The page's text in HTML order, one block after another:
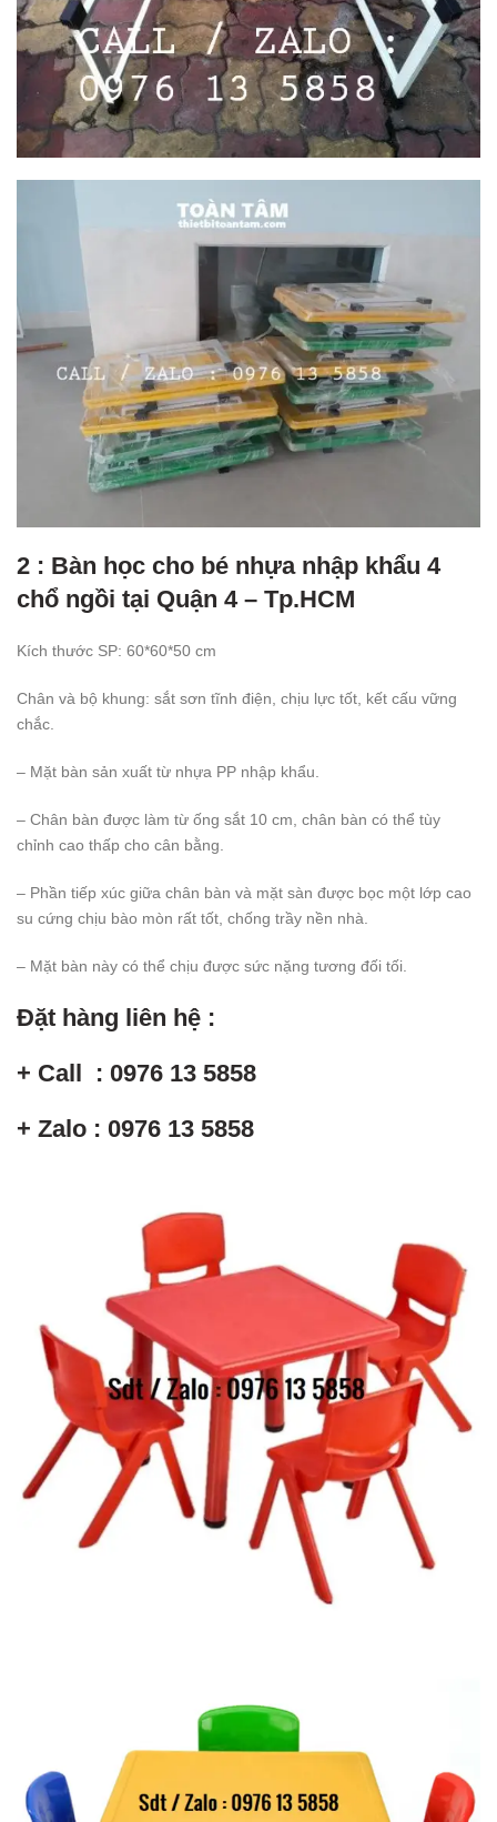
2 : Bàn học cho bé nhựa nhập khẩu 4
chổ ngồi tại Quận 4 – Tp.HCM
Kích thước SP: 60*60*50 cm
Chân và bộ khung: sắt sơn tĩnh điện, chịu lực tốt, kết cấu vững
chắc.
– Mặt bàn sản xuất từ nhựa PP nhập khẩu.
– Chân bàn được làm từ ống sắt 10 cm, chân bàn có thể tùy
chỉnh cao thấp cho cân bằng.
– Phần tiếp xúc giữa chân bàn và mặt sàn được bọc một lớp cao
su cứng chịu bào mòn rất tốt, chống trầy nền nhà.
– Mặt bàn này có thể chịu được sức nặng tương đối tối.
Đặt hàng liên hệ :
+ Call : 0976 13 5858
+ Zalo : 0976 13 5858